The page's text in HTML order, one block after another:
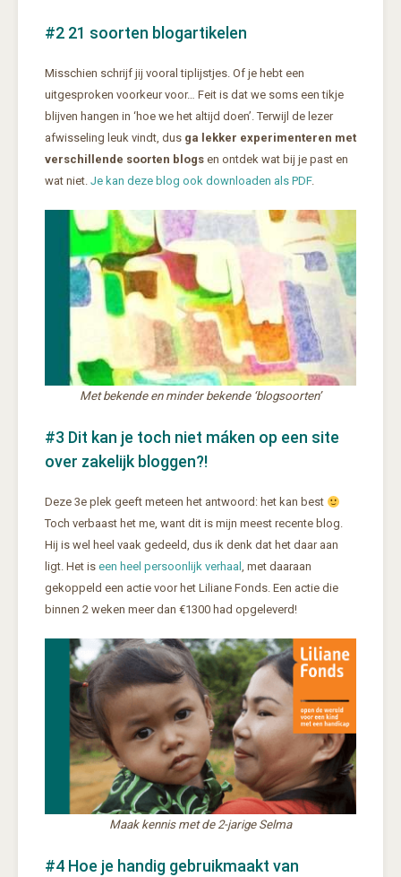
#2 21 soorten blogartikelen
Misschien schrijf jij vooral tiplijstjes. Of je hebt een
uitgesproken voorkeur voor… Feit is dat we soms een tikje
blijven hangen in ‘hoe we het altijd doen’. Terwijl de lezer
afwisseling leuk vindt, dus ga lekker experimenteren met
verschillende soorten blogs en ontdek wat bij je past en
wat niet. Je kan deze blog ook downloaden als PDF.
Met bekende en minder bekende ‘blogsoorten’
#3 Dit kan je toch niet máken op een site
over zakelijk bloggen?!
Deze 3e plek geeft meteen het antwoord: het kan best
Toch verbaast het me, want dit is mijn meest recente blog.
Hij is wel heel vaak gedeeld, dus ik denk dat het daar aan
ligt. Het is een heel persoonlijk verhaal , met daaraan
gekoppeld een actie voor het Liliane Fonds. Een actie die
binnen 2 weken meer dan €1300 had opgeleverd!
Maak kennis met de 2-jarige Selma
#4 Hoe je handig gebruikmaakt van